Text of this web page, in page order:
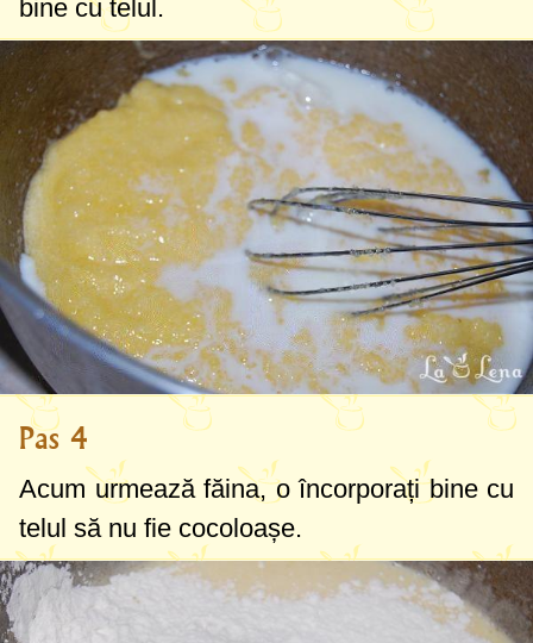
bine cu telul.
Pas 4
Acum urmează făina, o încorporați bine cu
telul să nu fie cocoloașe.